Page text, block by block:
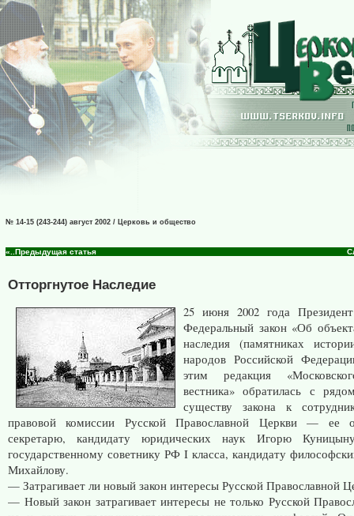
№ 14-15 (243-244) август 2002 / Церковь и общество
«..Предыдущая статья
Отторгнутое Наследие
25 июня 2002 года
Федеральный закон «Об
наследия (памятниках
народов Российской
этим редакция
вестника» обратилась с
существу закона к
правовой комиссии Русской Православной Церкви — ее
секретарю, кандидату юридических наук Игорю
государственному советнику РФ I класса, кандидату
Михайлову.
— Затрагивает ли новый закон интересы Русской Православной
— Новый закон затрагивает интересы не только Русской